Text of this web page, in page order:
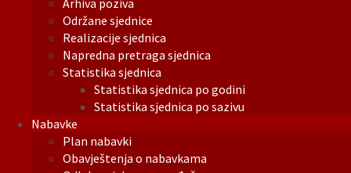
Arhiva poziva
Održane sjednice
Realizacije sjednica
Napredna pretraga sjednica
Statistika sjednica
Statistika sjednica po godini
Statistika sjednica po sazivu
Nabavke
Plan nabavki
Obavještenja o nabavkama